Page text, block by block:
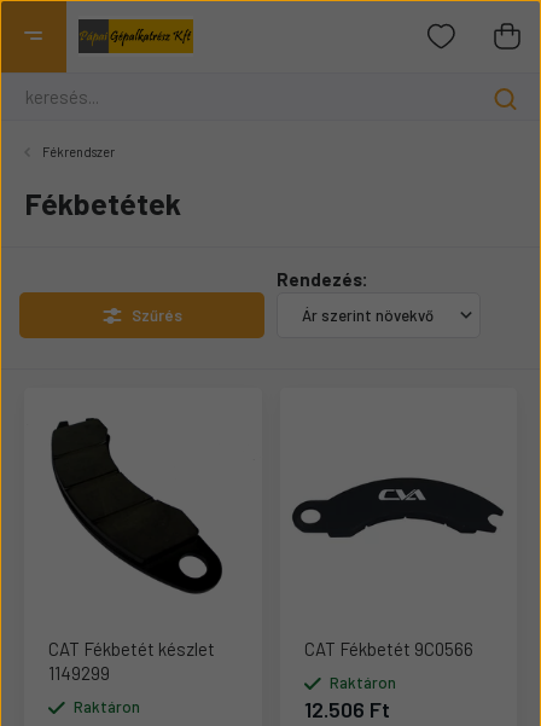
Fékrendszer
Fékbetétek
Szűrés
Rendezés:
CAT Fékbetét készlet
1149299
Raktáron
CAT Fékbetét 9C0566
Raktáron
12.506 Ft